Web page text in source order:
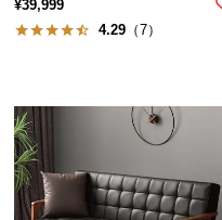
い
て
品・
ン
セ
¥39,999
4.29 （7）